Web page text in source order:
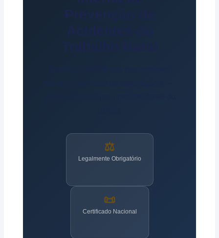
⚖️
Legalmente Obrigatório
📜
Certificado Nacional